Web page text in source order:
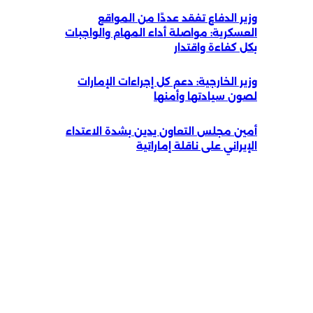
وزير الدفاع تفقد عددًا من المواقع
العسكرية: مواصلة أداء المهام والواجبات
بكل كفاءة واقتدار
وزير الخارجية: دعم كل إجراءات الإمارات
لصون سيادتها وأمنها
أمين مجلس التعاون يدين بشدة الاعتداء
الإيراني على ناقلة إماراتية